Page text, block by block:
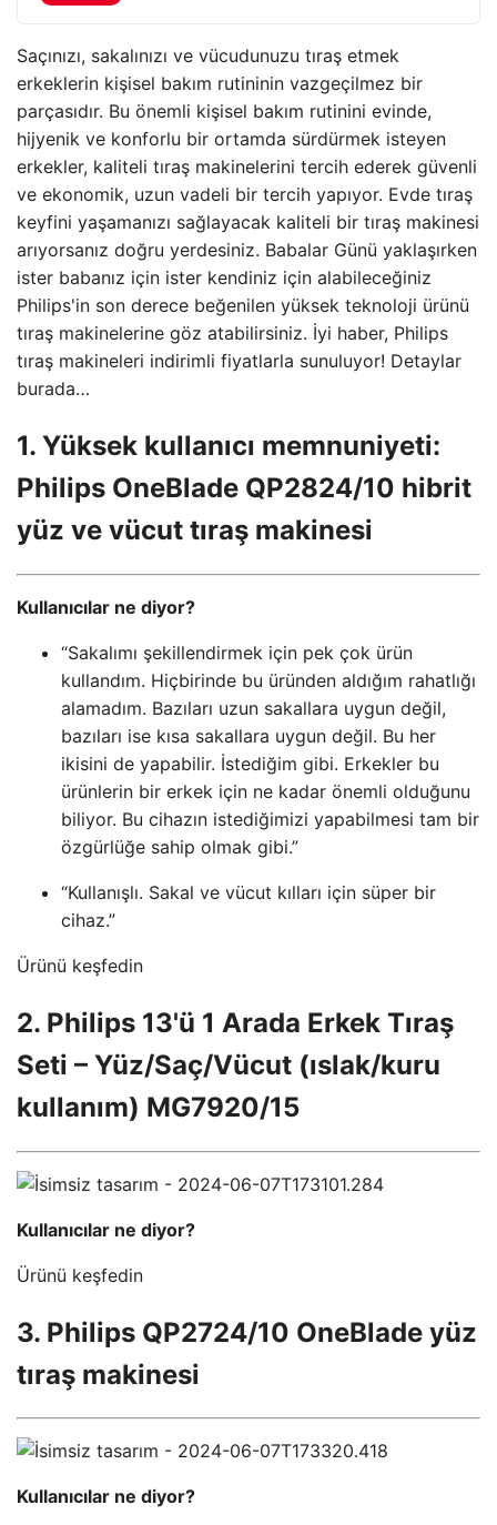
Saçınızı, sakalınızı ve vücudunuzu tıraş etmek
erkeklerin kişisel bakım rutininin vazgeçilmez bir
parçasıdır. Bu önemli kişisel bakım rutinini evinde,
hijyenik ve konforlu bir ortamda sürdürmek isteyen
erkekler, kaliteli tıraş makinelerini tercih ederek güvenli
ve ekonomik, uzun vadeli bir tercih yapıyor. Evde tıraş
keyfini yaşamanızı sağlayacak kaliteli bir tıraş makinesi
arıyorsanız doğru yerdesiniz. Babalar Günü yaklaşırken
ister babanız için ister kendiniz için alabileceğiniz
Philips'in son derece beğenilen yüksek teknoloji ürünü
tıraş makinelerine göz atabilirsiniz. İyi haber, Philips
tıraş makineleri indirimli fiyatlarla sunuluyor! Detaylar
burada…
1. Yüksek kullanıcı memnuniyeti:
Philips OneBlade QP2824/10 hibrit
yüz ve vücut tıraş makinesi
Kullanıcılar ne diyor?
“Sakalımı şekillendirmek için pek çok ürün
kullandım. Hiçbirinde bu üründen aldığım rahatlığı
alamadım. Bazıları uzun sakallara uygun değil,
bazıları ise kısa sakallara uygun değil. Bu her
ikisini de yapabilir. İstediğim gibi. Erkekler bu
ürünlerin bir erkek için ne kadar önemli olduğunu
biliyor. Bu cihazın istediğimizi yapabilmesi tam bir
özgürlüğe sahip olmak gibi.”
“Kullanışlı. Sakal ve vücut kılları için süper bir
cihaz.”
Ürünü keşfedin
2. Philips 13'ü 1 Arada Erkek Tıraş
Seti – Yüz/Saç/Vücut (ıslak/kuru
kullanım) MG7920/15
Kullanıcılar ne diyor?
Ürünü keşfedin
3. Philips QP2724/10 OneBlade yüz
tıraş makinesi
Kullanıcılar ne diyor?